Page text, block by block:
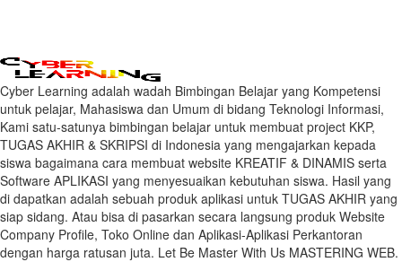
Cyber Learning adalah wadah Bimbingan Belajar yang Kompetensi
untuk pelajar, Mahasiswa dan Umum di bidang Teknologi Informasi,
Kami satu-satunya bimbingan belajar untuk membuat project KKP,
TUGAS AKHIR & SKRIPSI di Indonesia yang mengajarkan kepada
siswa bagaimana cara membuat website KREATIF & DINAMIS serta
Software APLIKASI yang menyesuaikan kebutuhan siswa. Hasil yang
di dapatkan adalah sebuah produk aplikasi untuk TUGAS AKHIR yang
siap sidang. Atau bisa di pasarkan secara langsung produk Website
Company Profile, Toko Online dan Aplikasi-Aplikasi Perkantoran
dengan harga ratusan juta. Let Be Master With Us MASTERING WEB.